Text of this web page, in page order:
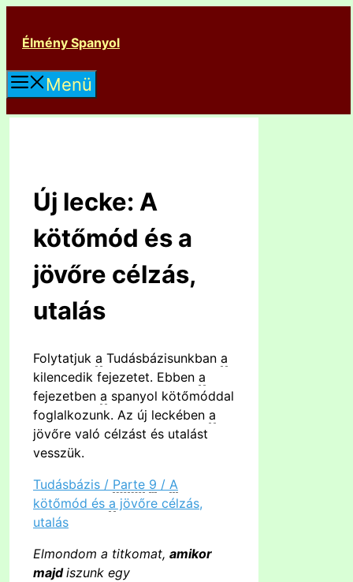
tartalomba
Élmény Spanyol
Menü
Új lecke: A
kötőmód és a
jövőre célzás,
utalás
Folytatjuk a Tudásbázisunkban a
kilencedik fejezetet. Ebben a
fejezetben a spanyol kötőmóddal
foglalkozunk. Az új leckében a
jövőre való célzást és utalást
vesszük.
Tudásbázis / Parte 9 / A
kötőmód és a jövőre célzás,
utalás
Elmondom a titkomat, amikor
majdiszunk egy